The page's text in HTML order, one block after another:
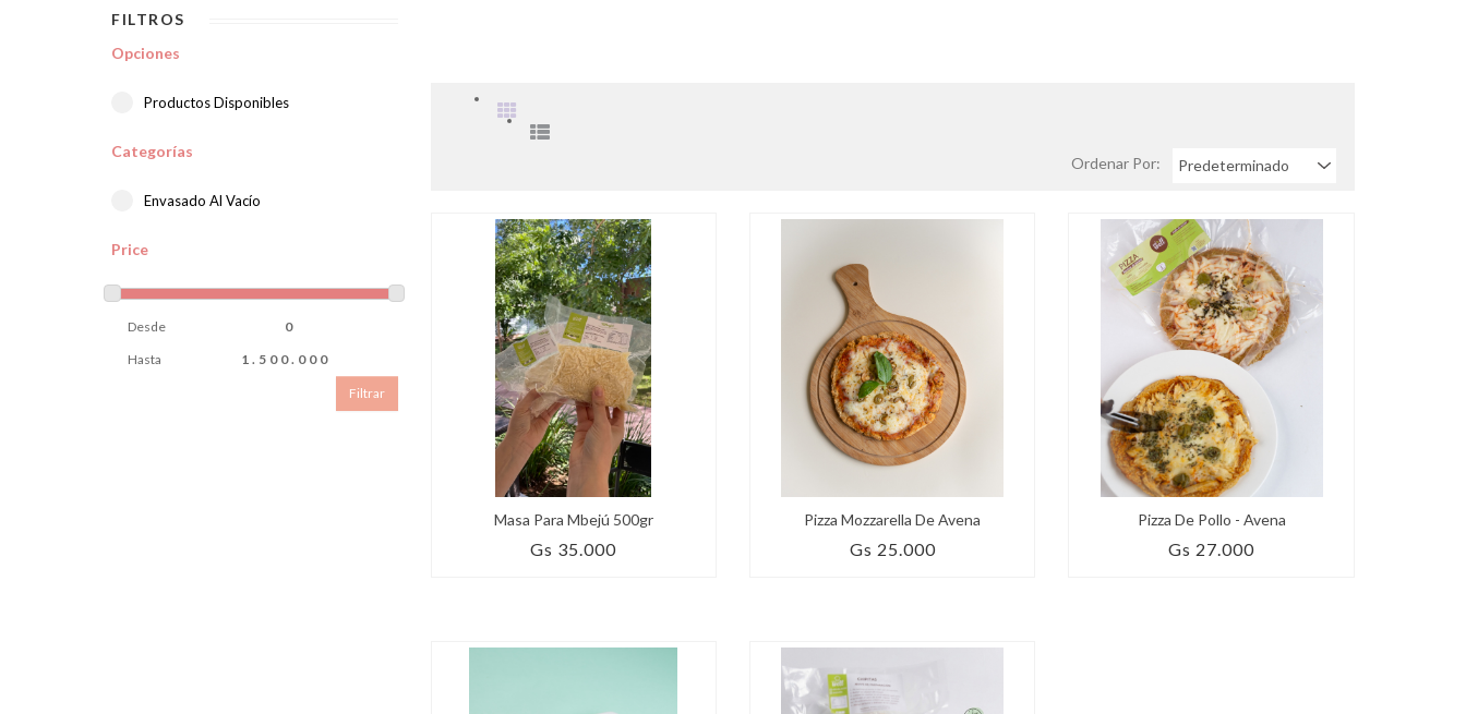
FILTROS
Opciones
Productos Disponibles
Categorías
Envasado Al Vacío
Price
Desde
Hasta
Filtrar
Ordenar Por:
Masa Para Mbejú 500gr
Gs 35.000
Pizza Mozzarella De Avena
Gs 25.000
Pizza De Pollo - Avena
Gs 27.000